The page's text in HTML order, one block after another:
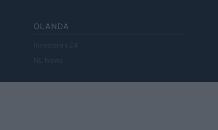
OLANDA
Investeren 24
NL Newz